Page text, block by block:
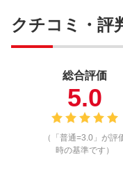
クチコミ・評
総合評価
5.0
（「普通=3.0」が評
時の基準です）